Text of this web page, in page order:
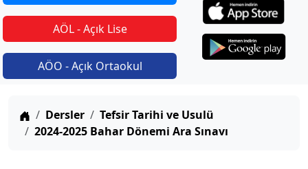
AÖL - Açık Lise
AÖO - Açık Ortaokul
Anasayfa
Dersler
Tefsir Tarihi ve Usulü
2024-2025 Bahar Dönemi Ara Sınavı